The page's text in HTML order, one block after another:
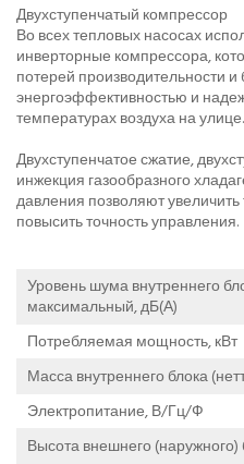
Двухступенчатый компрессор
Во всех тепловых насосах
инверторные компрессора,
потерей производительности
энергоэффективностью и
температурах воздуха на улице.
Двухступенчатое сжатие,
инжекция газообразного
давления позволяют
повысить точность управления.
Уровень шума внутреннего
максимальный, дБ(А)
Потребляемая мощность, кВт
Масса внутреннего блока
Электропитание, В/Гц/Ф
Высота внешнего